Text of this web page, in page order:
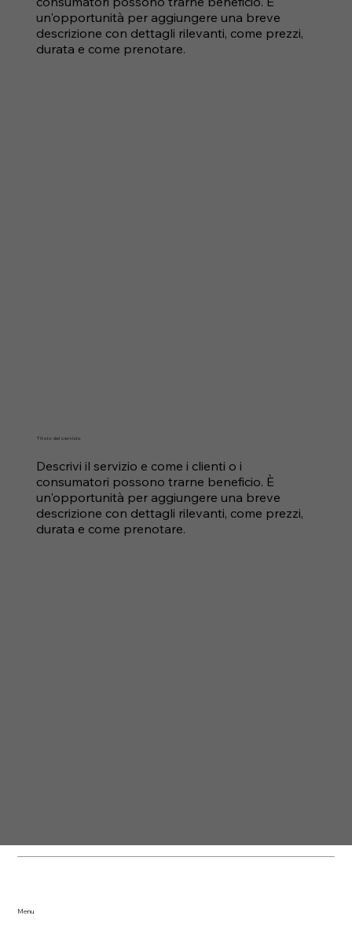
un'opportunità per aggiungere una breve
descrizione con dettagli rilevanti, come prezzi,
durata e come prenotare.
Titolo del servizio
Descrivi il servizio e come i clienti o i
consumatori possono trarne beneficio. È
un'opportunità per aggiungere una breve
descrizione con dettagli rilevanti, come prezzi,
durata e come prenotare.
Menu